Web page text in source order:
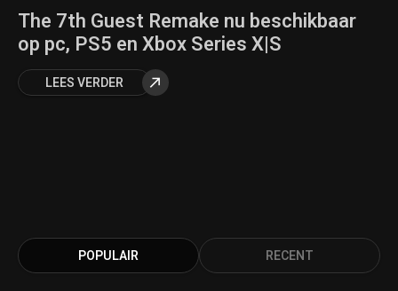
The 7th Guest Remake nu beschikbaar
op pc, PS5 en Xbox Series X|S
LEES VERDER
POPULAIR RECENT